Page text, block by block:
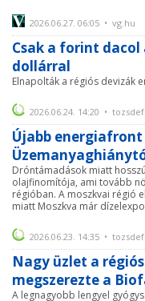
2026.06.27. 06:05 • vg.hu
Csak a forint
dollárral
Elnapolták a régiós devizák
2026.06.24. 14:20 •
Újabb
Dróntámadások miatt
olajfinomítója, ami tovább
régióban. A moszkvai régió
miatt Moszkva már
2026.06.23. 14:35 •
Nagy üzlet a
megszerezte a
A legnagyobb lengyel